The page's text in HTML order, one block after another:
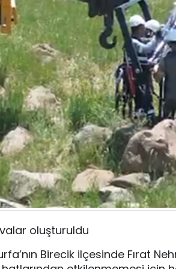
oluşturuldu
Birecik ilçesinde Fırat